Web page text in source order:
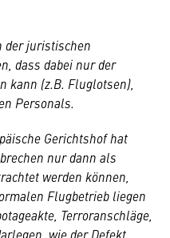
der juristischen
dass dabei nur der
kann (z.B. Fluglotsen),
Personals.
Gerichtshof hat
nur dann als
werden können,
Flugbetrieb liegen
Terroranschläge,
wie der Defekt